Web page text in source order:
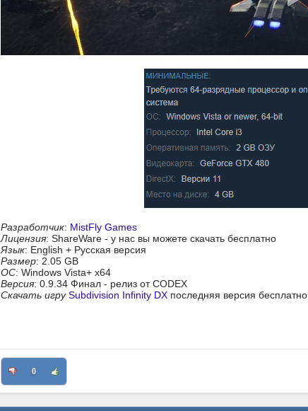
Разработчик: MistFly Games
Лицензия: ShareWare - у нас вы можете скачать бесплатно
Язык: English + Русская версия
Размер: 2.05 GB
ОС: Windows Vista+ x64
Версия: 0.9.34 Финал - релиз от CODEX
Скачать игруSubdivision Infinity DX последняя версия бесплатно
0